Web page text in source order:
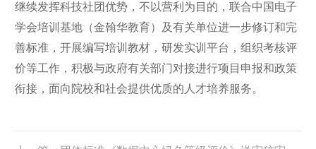
继续发挥科技社团优势，不以营利为目的，联合中国电子
学会培训基地（金翰华教育）及有关单位进一步修订和完
善标准，开展编写培训教材，研发实训平台，组织考核评
价等工作，积极与政府有关部门对接进行项目申报和政策
衔接，面向院校和社会提供优质的人才培养服务。